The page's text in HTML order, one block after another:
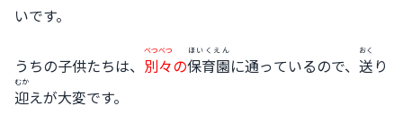
いです。
うちの子供たちは、 別々
べつべつ
の保育園
ほいくえん
に通っているので、 送
おく
り
迎
むか
えが大変です。